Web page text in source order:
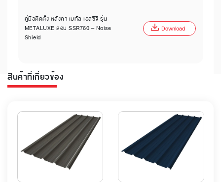
คู่มือติดตั้ง หลังคา เมทัล เอสซีจี รุ่น
METALUXE ลอน SSR760 – Noise
Shield
Download
สินค้าที่เกี่ยวข้อง